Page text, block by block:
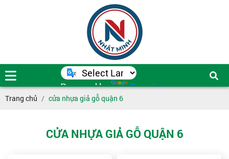
Powered by Translate
Trang chủ cửa nhựa giả gỗ quận 6
CỬA NHỰA GIẢ GỖ QUẬN 6